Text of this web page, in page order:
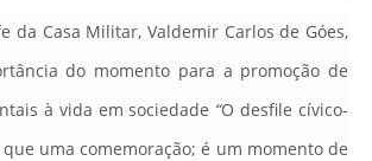
da Casa Militar, Valdemir Carlos de Góes,
do momento para a promoção de
à vida em sociedade “O desfile cívico-
uma comemoração; é um momento de